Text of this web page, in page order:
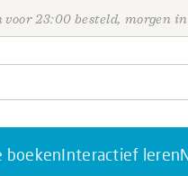
voor 23:00 besteld, morgen
boekenInteractief leren